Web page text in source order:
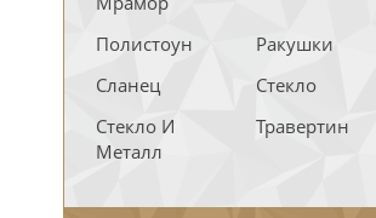
Полистоун
Ракушки
Сланец
Стекло
Стекло И
Металл
Травертин